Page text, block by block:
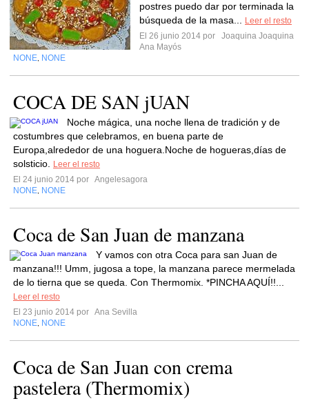
postres puedo dar por terminada la
búsqueda de la masa...
Leer el resto
El 26 junio 2014 por
Joaquina Joaquina
Ana Mayós
NONE NONE
COCA DE SAN jUAN
Noche mágica, una noche llena de tradición y de
costumbres que celebramos, en buena parte de
Europa,alrededor de una hoguera.Noche de hogueras,días de
solsticio.
Leer el resto
El 24 junio 2014 por Angelesagora
NONE NONE
Coca de San Juan de manzana
Y vamos con otra Coca para san Juan de
manzana!!! Umm, jugosa a tope, la manzana parece mermelada
de lo tierna que se queda. Con Thermomix. *PINCHA AQUÍ!!...
Leer el resto
El 23 junio 2014 por Ana Sevilla
NONE NONE
Coca de San Juan con crema
pastelera (Thermomix)